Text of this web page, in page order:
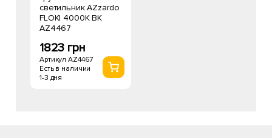
светильник AZzardo
FLOKI 4000K BK
AZ4467
1823 грн
Артикул AZ4467
Есть в наличии
1-3 дня